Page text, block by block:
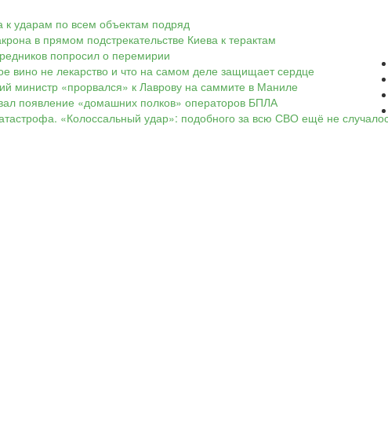
ударам по всем объектам подряд
в прямом подстрекательстве Киева к терактам
попросил о перемирии
вино не лекарство и что на самом деле защищает сердце
министр «прорвался» к Лаврову на саммите в Маниле
появление «домашних полков» операторов БПЛА
«Колоссальный удар»: подобного за всю СВО ещё не